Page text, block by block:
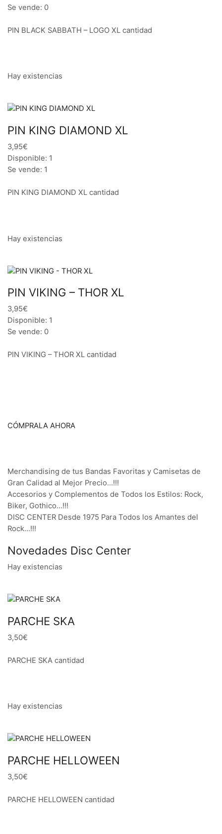
Se vende: 0
PIN BLACK SABBATH – LOGO XL cantidad
Hay existencias
PIN KING DIAMOND XL
3,95€
Disponible: 1
Se vende: 1
PIN KING DIAMOND XL cantidad
Hay existencias
PIN VIKING – THOR XL
3,95€
Disponible: 1
Se vende: 0
PIN VIKING – THOR XL cantidad
CÓMPRALA AHORA
Merchandising de tus Bandas Favoritas y Camisetas de
Gran Calidad al Mejor Precio…!!!
Accesorios y Complementos de Todos los Estilos: Rock,
Biker, Gothico…!!!
DISC CENTER Desde 1975 Para Todos los Amantes del
Rock…!!!
Novedades Disc Center
Hay existencias
PARCHE SKA
3,50€
PARCHE SKA cantidad
Hay existencias
PARCHE HELLOWEEN
3,50€
PARCHE HELLOWEEN cantidad